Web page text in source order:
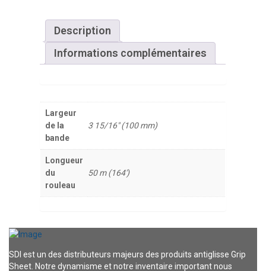
Description
Informations complémentaires
Largeur
de la
bande
3 15/16" (100 mm)
Longueur
du
rouleau
50 m (164')
SDI est un des distributeurs majeurs des produits antiglisse Grip
Sheet. Notre dynamisme et notre inventaire important nous